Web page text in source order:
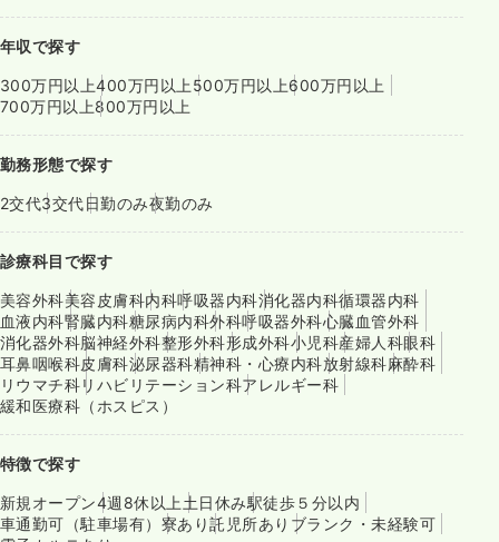
年収で探す
300万円以上400万円以上 500万円以上600万円以上
700万円以上800万円以上
勤務形態で探す
2交代3交代日勤のみ夜勤のみ
診療科目で探す
美容外科美容皮膚科内科呼吸器内科消化器内科循環器内科
血液内科腎臓内科糖尿病内科外科呼吸器外科心臓血管外科
消化器外科脳神経外科整形外科形成外科小児科産婦人科眼科
耳鼻咽喉科皮膚科泌尿器科精神科・心療内科放射線科麻酔科
リウマチ科リハビリテーション科アレルギー科
緩和医療科（ホスピス）
特徴で探す
新規オープン4週8休以上 土日休み駅徒歩５分以内
車通勤可（駐車場有） 寮あり託児所あり ブランク・未経験可